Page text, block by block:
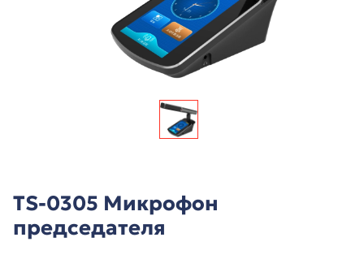
TS-0305 Микрофон
председателя